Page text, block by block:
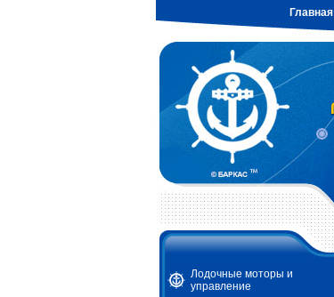
Главная
Лодочные моторы и
управление